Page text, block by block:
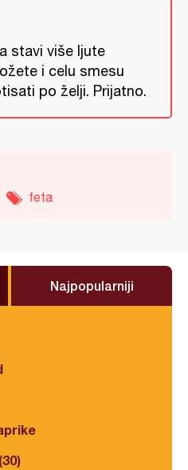
stavi više ljute
i celu smesu
po želji. Prijatno.
feta
Najpopularniji